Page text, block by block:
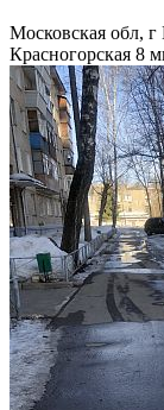
Московская обл, г
Красногорская 8